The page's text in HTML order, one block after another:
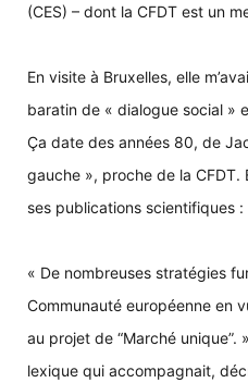
(CES) – dont la CFDT est un
En visite à Bruxelles, elle
baratin de « dialogue social »
Ça date des années 80, de
gauche », proche de la
ses publications scientifiques :
« De nombreuses stratégies
Communauté européenne en
au projet de “Marché unique”.
lexique qui accompagnait,